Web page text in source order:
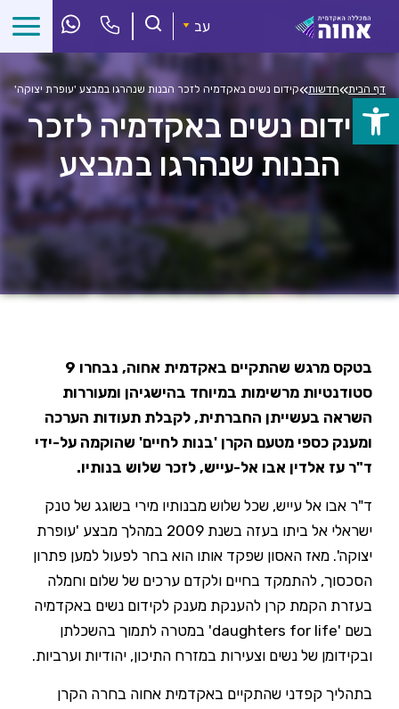
פתח
סרגל
התוכן
עב
דף הבית»חדשות»קידום נשים באקדמיה לזכר הבנות שנהרגו במבצע 'עופרת יצוקה'
קידום נשים באקדמיה לזכר
הבנות שנהרגו במבצע
'עופרת יצוקה'
בטקס מרגש שהתקיים באקדמית אחוה, נבחרו 9
סטודנטיות מרשימות במיוחד בהישגיהן ומעוררות
השראה בעשייתן החברתית, לקבלת תעודות הערכה
ומענק כספי מטעם הקרן 'בנות לחיים' שהוקמה על-ידי
ד"ר עז אלדין אבו אל-עייש, לזכר שלוש בנותיו.
ד"ר אבו אל עייש, שכל שלוש מבנותיו מירי בשוגג של טנק
ישראלי אל ביתו בעזה בשנת 2009 במהלך מבצע 'עופרת
יצוקה'. מאז האסון שפקד אותו הוא בחר לפעול למען פתרון
הסכסוך, להתמקד בחיים ולקדם ערכים של שלום וחמלה
בעזרת הקמת קרן להענקת מענק לקידום נשים באקדמיה
בשם 'daughters for life' במטרה לתמוך בהשכלתן
ובקידומן של נשים וצעירות במזרח התיכון, יהודיות וערביות.
בתהליך קפדני שהתקיים באקדמית אחוה בחרה הקרן